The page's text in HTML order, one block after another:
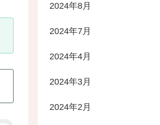
2024年8月
2024年7月
2024年4月
2024年3月
2024年2月